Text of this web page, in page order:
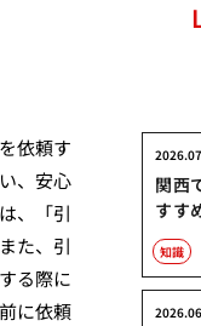
依頼す
、安心
、「引
た、引
る際に
に依頼
関西
すす
知識